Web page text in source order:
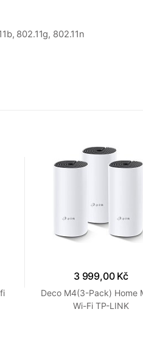
802.11g, 802.11n
3 999,00 Kč
Deco M4(3-Pack) Home
Wi-Fi TP-LINK